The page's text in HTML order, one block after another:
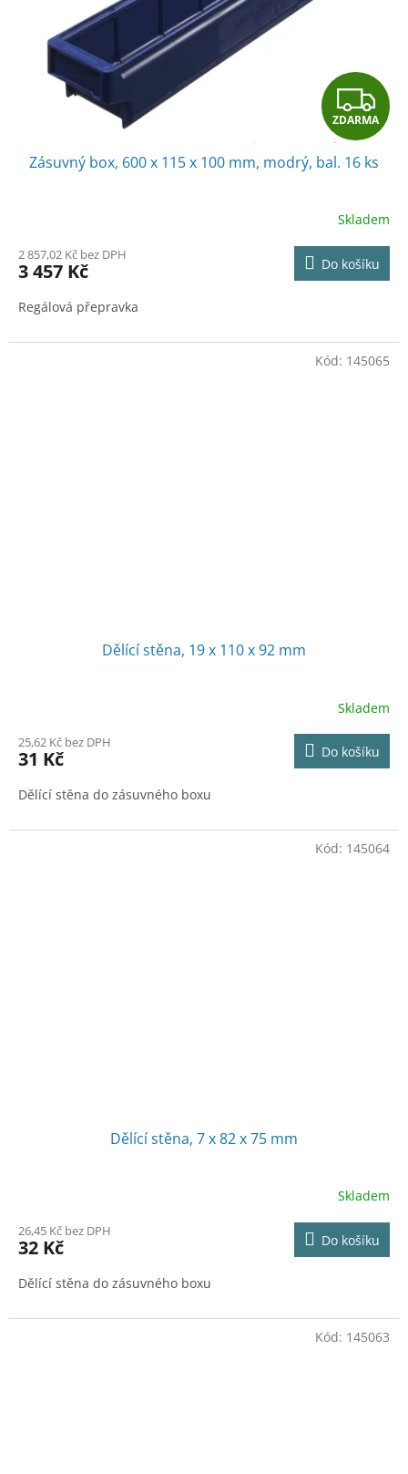
Z
D
A
R
M
A
ZDARMA
Zásuvný box, 600 x 115 x 100 mm, modrý, bal. 16 ks
Skladem
2 857,02 Kč bez DPH
3 457 Kč Do košíku
Regálová přepravka
Dělící stěna, 19 x 110 x 92 mm
Skladem
25,62 Kč bez DPH
31 Kč Do košíku
Dělící stěna do zásuvného boxu
Kód: 145065
Dělící stěna, 7 x 82 x 75 mm
Skladem
26,45 Kč bez DPH
32 Kč Do košíku
Dělící stěna do zásuvného boxu
Kód: 145064
Kód: 145063